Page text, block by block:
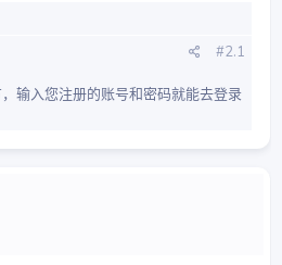
#2.1
输入您注册的账号和密码就能去登录